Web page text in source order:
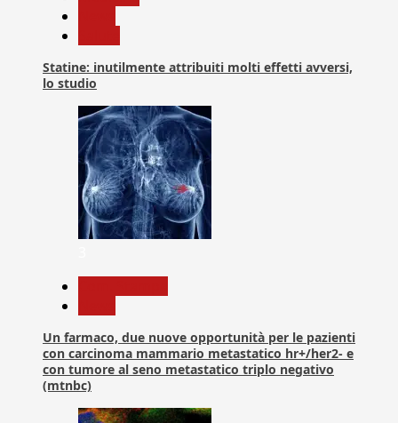
Statine: inutilmente attribuiti molti effetti avversi,
lo studio
Un farmaco, due nuove opportunità per le pazienti
con carcinoma mammario metastatico hr+/her2- e
con tumore al seno metastatico triplo negativo
(mtnbc)